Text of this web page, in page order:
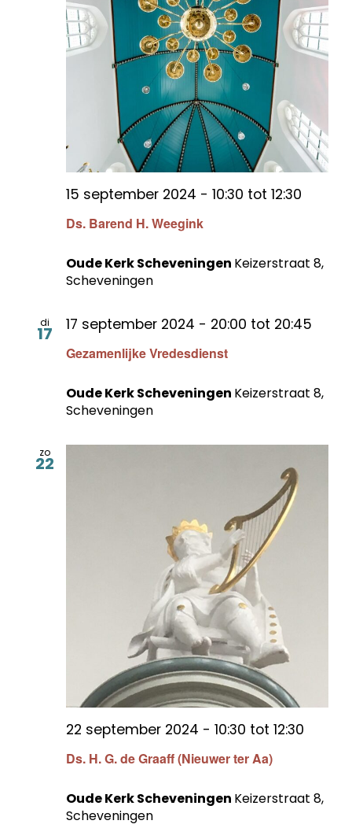
Ds. Barend H. Weegink
15 september 2024 - 10:30 tot 12:30
Oude Kerk Scheveningen Keizerstraat 8,
Scheveningen
di
17
Gezamenlijke Vredesdienst
17 september 2024 - 20:00 tot 20:45
Oude Kerk Scheveningen Keizerstraat 8,
Scheveningen
zo
22
Ds. H. G. de Graaff (Nieuwer ter Aa)
22 september 2024 - 10:30 tot 12:30
Oude Kerk Scheveningen Keizerstraat 8,
Scheveningen